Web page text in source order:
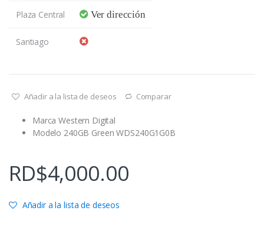
Plaza Central
Ver dirección
Santiago
Añadir a la lista de deseos Comparar
Marca Western Digital
Modelo 240GB Green WDS240G1G0B
RD$4,000.00
Añadir a la lista de deseos